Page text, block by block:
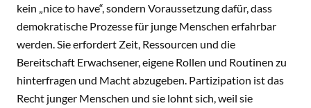
kein „nice to have“, sondern Voraussetzung dafür, dass
demokratische Prozesse für junge Menschen erfahrbar
werden. Sie erfordert Zeit, Ressourcen und die
Bereitschaft Erwachsener, eigene Rollen und Routinen zu
hinterfragen und Macht abzugeben. Partizipation ist das
Recht junger Menschen und sie lohnt sich, weil sie